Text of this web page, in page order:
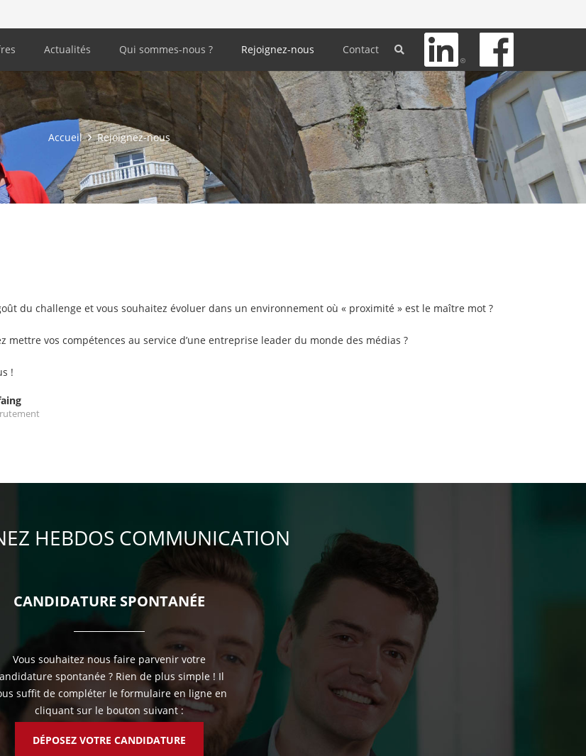
Actualités Qui sommes-nous ? Rejoignez-nous Contact
Accueil Rejoignez-nous
du challenge et vous souhaitez évoluer dans un environnement où « proximité » est le maître mot ?
mettre vos compétences au service d’une entreprise leader du monde des médias ?
!
HEBDOS COMMUNICATION
CANDIDATURE SPONTANÉE
Vous souhaitez nous faire parvenir votre
spontanée ? Rien de plus simple ! Il
suffit de compléter le formulaire en ligne en
cliquant sur le bouton suivant :
DÉPOSEZ VOTRE CANDIDATURE